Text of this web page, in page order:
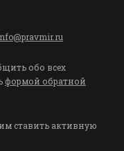
обо всех
формой обратной
ставить активную